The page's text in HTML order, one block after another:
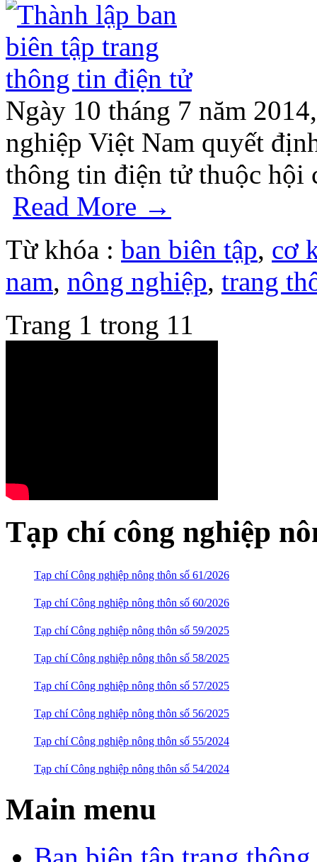
Ngày 10 tháng 7 năm
nghiệp Việt Nam quyết
thông tin điện tử thuộc
Read More →
Từ khóa : ban biên tập, cơ
nam, nông nghiệp, trang
Trang 1 trong 11
Tạp chí công nghiệp
Tạp chí Công nghiệp nông thôn số 61/2026
Tạp chí Công nghiệp nông thôn số 60/2026
Tạp chí Công nghiệp nông thôn số 59/2025
Tạp chí Công nghiệp nông thôn số 58/2025
Tạp chí Công nghiệp nông thôn số 57/2025
Tạp chí Công nghiệp nông thôn số 56/2025
Tạp chí Công nghiệp nông thôn số 55/2024
Tạp chí Công nghiệp nông thôn số 54/2024
Main menu